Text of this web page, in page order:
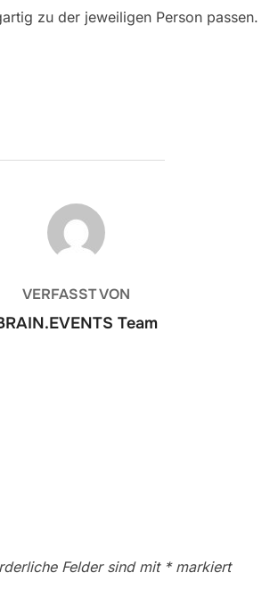
zu der jeweiligen Person passen.
BEITRAGSAUTOR
VERFASST VON
Team
Felder sind mit *markiert